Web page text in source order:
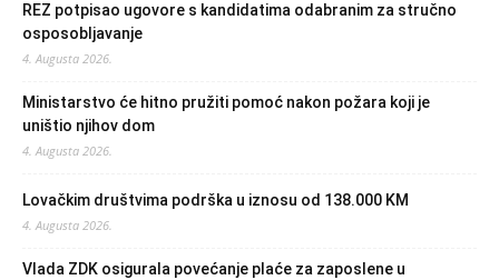
REZ potpisao ugovore s kandidatima odabranim za stručno
osposobljavanje
4. Augusta 2026.
Ministarstvo će hitno pružiti pomoć nakon požara koji je
uništio njihov dom
4. Augusta 2026.
Lovačkim društvima podrška u iznosu od 138.000 KM
4. Augusta 2026.
Vlada ZDK osigurala povećanje plaće za zaposlene u